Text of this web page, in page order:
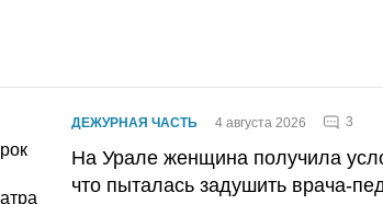
ДЕЖУРНАЯ ЧАСТЬ 4 августа 2026 3
На Урале женщина получила
что пыталась задушить врача-